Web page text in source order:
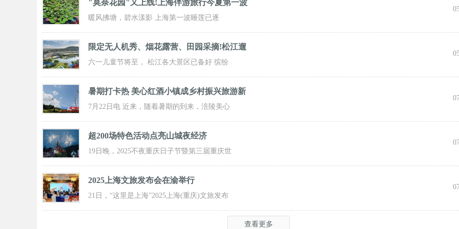
"莫奈花园"又上线!上海伴游旅行今夏第一波
暖风拂塘，碧水漾影 上海第一波睡莲已逐
步“复苏” 粉白嫣红的花朵浮于水面 趁花期正
限定无人机秀、烟花露营、田园采摘!松江遛
六一儿童节将至， 松江各大景区已备好 缤纷
活动与超值福利， 从主题乐土到田园乡野，
暑期打卡热 美心红酒小镇成乡村振兴旅游新
7月22日电 近来，随着暑期的到来，涪陵美心
红酒小镇迎来了大批游客前来打卡，
超200场特色活动点亮山城夜经济
19日晚，2025不夜重庆日子节暨第三届重庆世
界啤酒文化节发动活动在重庆市九龙坡
2025上海文旅发布会在渝举行
21日，“这里是上海”2025上海(重庆)文旅发布
会在渝举行，全方位展示上海文旅
查看更多